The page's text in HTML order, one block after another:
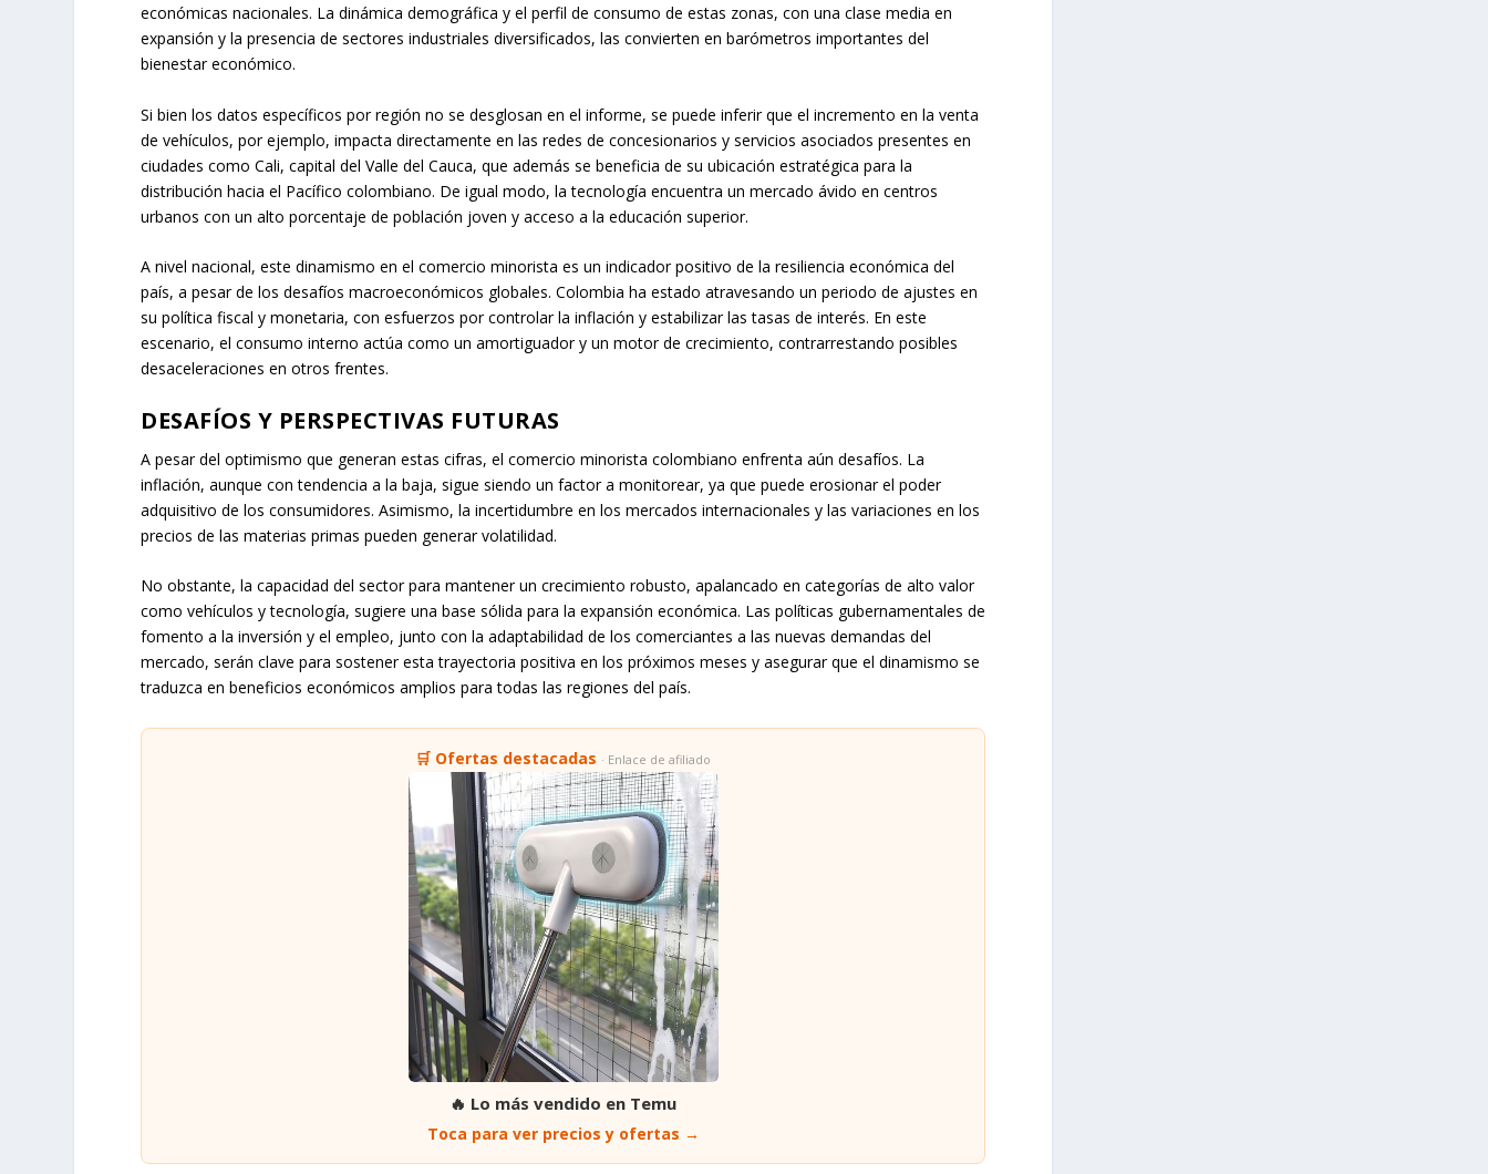
económicas nacionales. La dinámica demográfica y el perfil de consumo de estas zonas, con una clase media en
expansión y la presencia de sectores industriales diversificados, las convierten en barómetros importantes del
bienestar económico.
Si bien los datos específicos por región no se desglosan en el informe, se puede inferir que el incremento en la venta
de vehículos, por ejemplo, impacta directamente en las redes de concesionarios y servicios asociados presentes en
ciudades como Cali, capital del Valle del Cauca, que además se beneficia de su ubicación estratégica para la
distribución hacia el Pacífico colombiano. De igual modo, la tecnología encuentra un mercado ávido en centros
urbanos con un alto porcentaje de población joven y acceso a la educación superior.
A nivel nacional, este dinamismo en el comercio minorista es un indicador positivo de la resiliencia económica del
país, a pesar de los desafíos macroeconómicos globales. Colombia ha estado atravesando un periodo de ajustes en
su política fiscal y monetaria, con esfuerzos por controlar la inflación y estabilizar las tasas de interés. En este
escenario, el consumo interno actúa como un amortiguador y un motor de crecimiento, contrarrestando posibles
desaceleraciones en otros frentes.
DESAFÍOS Y PERSPECTIVAS FUTURAS
A pesar del optimismo que generan estas cifras, el comercio minorista colombiano enfrenta aún desafíos. La
inflación, aunque con tendencia a la baja, sigue siendo un factor a monitorear, ya que puede erosionar el poder
adquisitivo de los consumidores. Asimismo, la incertidumbre en los mercados internacionales y las variaciones en los
precios de las materias primas pueden generar volatilidad.
No obstante, la capacidad del sector para mantener un crecimiento robusto, apalancado en categorías de alto valor
como vehículos y tecnología, sugiere una base sólida para la expansión económica. Las políticas gubernamentales de
fomento a la inversión y el empleo, junto con la adaptabilidad de los comerciantes a las nuevas demandas del
mercado, serán clave para sostener esta trayectoria positiva en los próximos meses y asegurar que el dinamismo se
traduzca en beneficios económicos amplios para todas las regiones del país.
🛒 Ofertas destacadas · Enlace de afiliado
🔥 Lo más vendido en Temu
Toca para ver precios y ofertas →